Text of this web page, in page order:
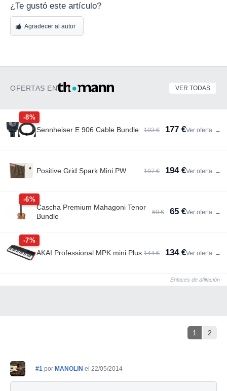
¿Te gustó este artículo?
Agradecer al autor
OFERTAS EN VER TODAS
-8%
Sennheiser E 906 Cable Bundle 193 € 177 €Ver oferta →
Positive Grid Spark Mini PW 197 € 194 €Ver oferta →
-6%
Cascha Premium Mahagoni Tenor
Bundle
69 € 65 €Ver oferta →
-7%
AKAI Professional MPK mini Plus 144 € 134 €Ver oferta →
Enlaces de afiliación
1 2
#1 por MANOLIN el 22/05/2014